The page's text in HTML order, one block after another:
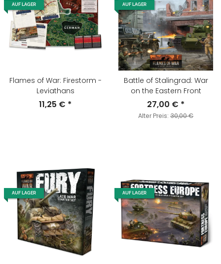
AUF LAGER
Flames of War: Firestorm -
Leviathans
11,25 € *
AUF LAGER
Battle of Stalingrad: War
on the Eastern Front
27,00 € *
Alter Preis: 30,00 €
AUF LAGER AUF LAGER